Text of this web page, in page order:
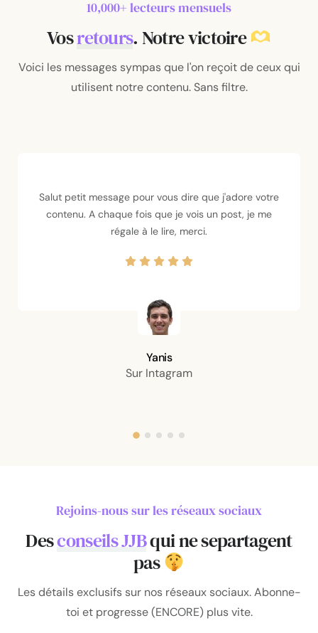
10,000+ lecteurs mensuels
Vosretours. Notrevictoire
Voici les messages sympas que l'on reçoit de ceux qui
utilisent notre contenu. Sans filtre.
Yanis
Sur Intagram
Salut petit message pour vous dire que j'adore votre
contenu. A chaque fois que je vois un post, je me
régale à le lire, merci.
Rejoins-nous sur les réseaux sociaux
Desconseils JJBqui ne separtagent
pas
Les détails exclusifs sur nos réseaux sociaux. Abonne-
toi et progresse (ENCORE) plus vite.